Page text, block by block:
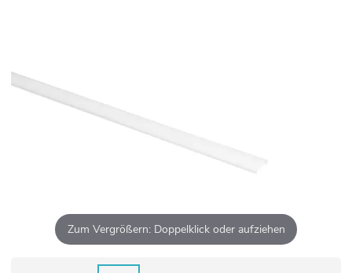
Zum Vergrößern: Doppelklick oder aufziehen